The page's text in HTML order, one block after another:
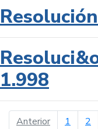
1.998
Anteriorpágina
1 2